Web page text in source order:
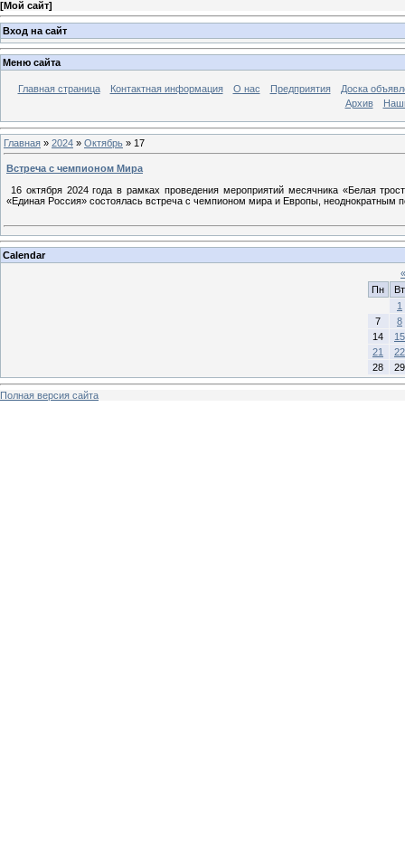
[Мой сайт]
Вход на сайт
Меню сайта
Главная страница Контактная информация О нас Предприятия
Доска
Архив
Главная » 2024 » Октябрь » 17
Встреча с чемпионом Мира
16 октября 2024 года в рамках проведения мероприятий месячника «Белая
«Единая Россия» состоялась встреча с чемпионом мира и Европы,
Calendar
«
Пн
Вт
1
7
8
14
15
21
22
28
29
Полная версия сайта